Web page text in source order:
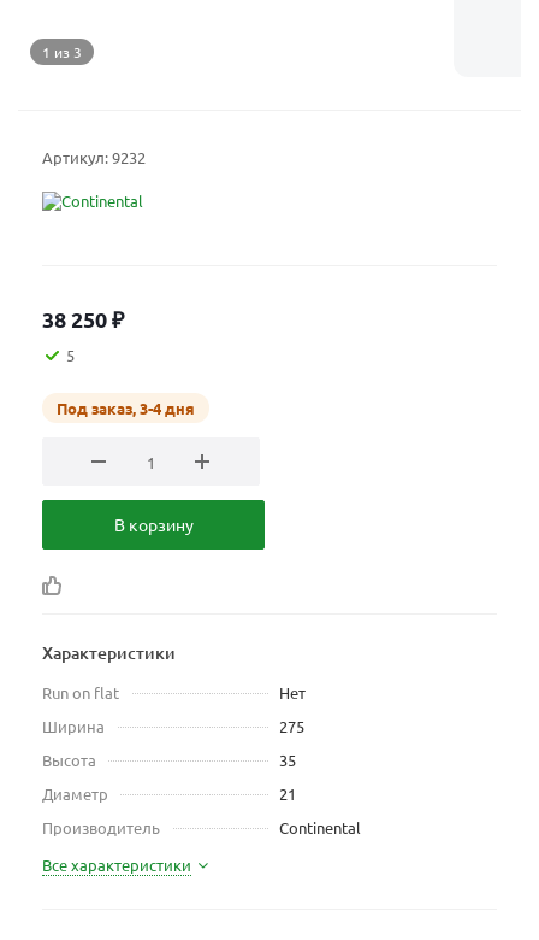
1 из 3
Артикул:9232
38 250₽
5
Под заказ, 3-4 дня
В корзину
Характеристики
Run on flat
Нет
Ширина
275
Высота
35
Диаметр
21
Производитель
Continental
Все характеристики